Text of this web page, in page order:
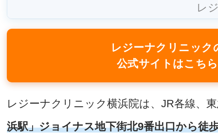
レ
レジーナクリニック
公式サイトはこちら
レジーナクリニック横浜院は、JR各線、
浜駅」ジョイナス地下街北9番出口から徒